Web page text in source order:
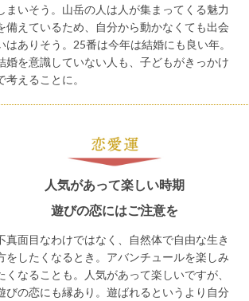
まいそう。山岳の人は人が集まってくる魅力
備えているため、自分から動かなくても出会
はありそう。25番は今年は結婚にも良い年。
婚を意識していない人も、子どもがきっかけ
考えることに。
人気があって楽しい時期
遊びの恋にはご注意を
真面目なわけではなく、自然体で自由な生き
をしたくなるとき。アバンチュールを楽しみ
くなることも。人気があって楽しいですが、
びの恋にも縁あり。遊ばれるというより自分